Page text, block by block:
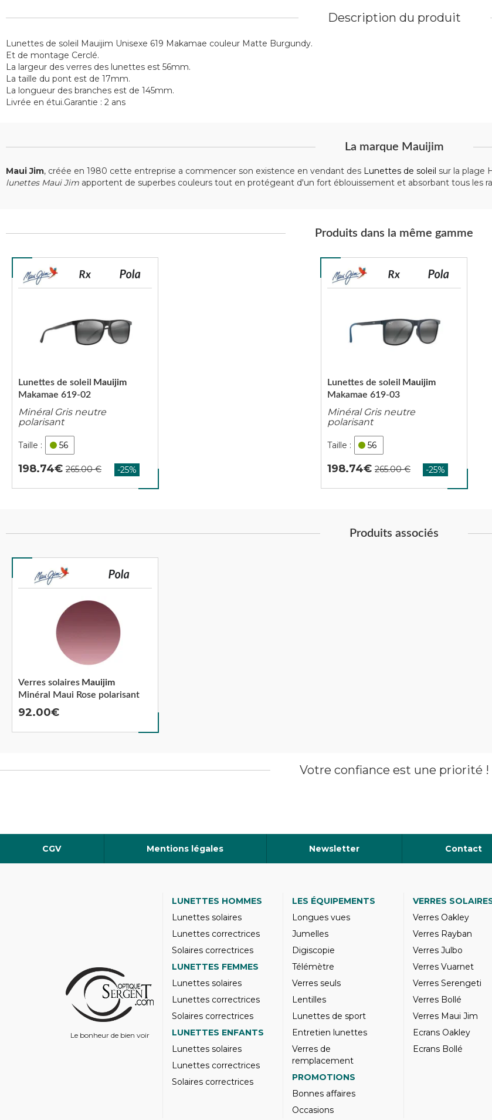
Description du produit
Lunettes de soleil Mauijim Unisexe 619 Makamae couleur Matte Burgundy.
Et de montage Cerclé.
La largeur des verres des lunettes est 56mm.
La taille du pont est de 17mm.
La longueur des branches est de 145mm.
Livrée en étui.Garantie : 2 ans
La marque Mauijim
Maui Jim, créée en 1980 cette entreprise a commencer son existence en vendant des Lunettes de soleil sur la plage
lunettes Maui Jim apportent de superbes couleurs tout en protégeant d'un fort éblouissement et absorbant tous les
Produits dans la même gamme
Makamae 619-02
Lunettes de soleil Mauijim
Minéral Gris neutre
polarisant
56
198.74
Makamae 619-03
Lunettes de soleil Mauijim
Minéral Gris neutre
polarisant
56
198.74
Produits associés
Minéral Maui Rose polarisant
Verres solaires Mauijim
92.00
Votre confiance est une priorité !
CGV Mentions légales Newsletter Contact
Le bonheur de bien voir
LUNETTES HOMMES
Lunettes solaires
Lunettes correctrices
Solaires correctrices
LUNETTES FEMMES
Lunettes solaires
Lunettes correctrices
Solaires correctrices
LUNETTES ENFANTS
Lunettes solaires
Lunettes correctrices
Solaires correctrices
LES ÉQUIPEMENTS
Longues vues
Jumelles
Digiscopie
Télémètre
Verres seuls
Lentilles
Lunettes de sport
Entretien lunettes
Verres de
remplacement
PROMOTIONS
Bonnes affaires
Occasions
VERRES
Verres Oakley
Verres Rayban
Verres Julbo
Verres Vuarnet
Verres Serengeti
Verres Bollé
Verres Maui Jim
Ecrans Oakley
Ecrans Bollé